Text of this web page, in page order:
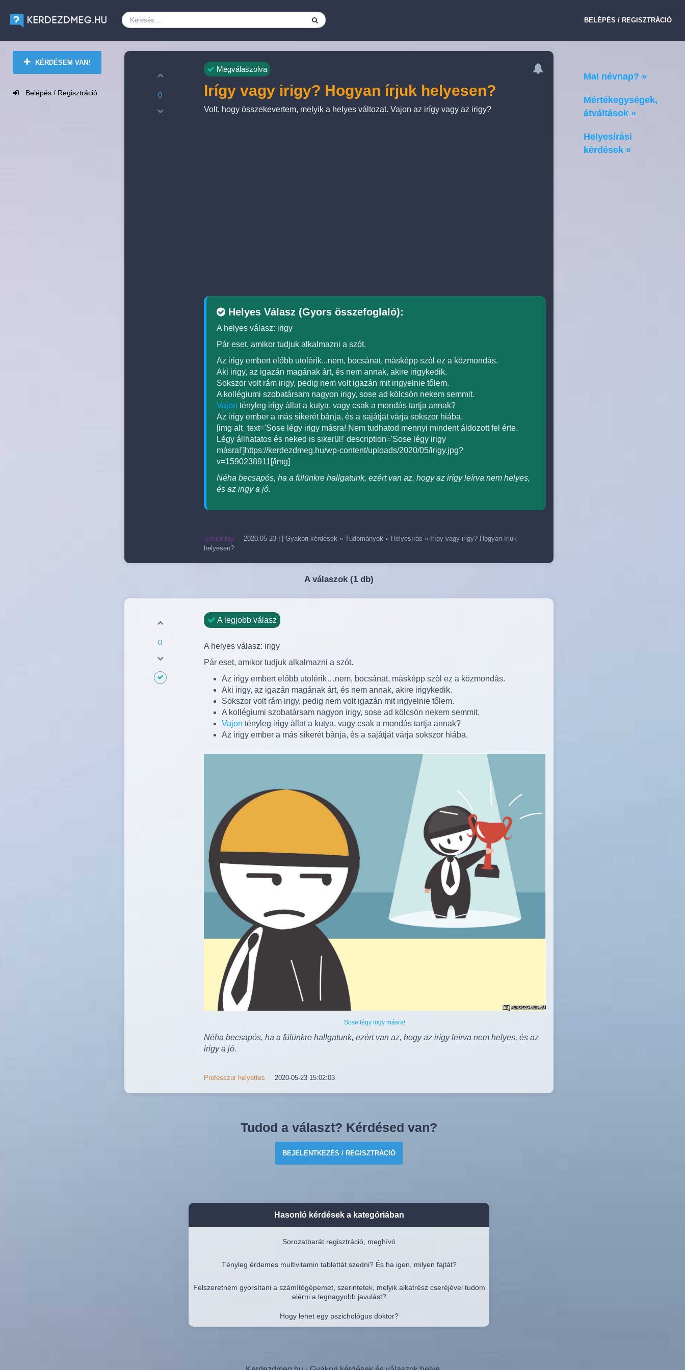
BELÉPÉS / REGISZTRÁCIÓ
KÉRDÉSEM VAN!
Belépés / Regisztráció 0
Megválaszolva
Irígy vagy irigy? Hogyan írjuk helyesen?
Volt, hogy összekevertem, melyik a helyes változat. Vajon az irígy vagy az irigy?
Helyes Válasz (Gyors összefoglaló):
A helyes válasz: irigy
Pár eset, amikor tudjuk alkalmazni a szót.
Az irigy embert előbb utolérik...nem, bocsánat, másképp szól ez a közmondás.
Aki irigy, az igazán magának árt, és nem annak, akire irigykedik.
Sokszor volt rám irigy, pedig nem volt igazán mit irigyelnie tőlem.
A kollégiumi szobatársam nagyon irigy, sose ad kölcsön nekem semmit.
Vajon tényleg irigy állat a kutya, vagy csak a mondás tartja annak?
Az irigy ember a más sikerét bánja, és a sajátját várja sokszor hiába.
[img alt_text='Sose légy irigy másra! Nem tudhatod mennyi mindent áldozott fel érte.
Légy állhatatos és neked is sikerül!' description='Sose légy irigy
másra!']https://kerdezdmeg.hu/wp-content/uploads/2020/05/irigy.jpg?
v=1590238911[/img]
Néha becsapós, ha a fülünkre hallgatunk, ezért van az, hogy az irígy leírva nem helyes,
és az irigy a jó.
Senior tag 2020.05.23 Gyakori kérdések » Tudományok » Helyesírás » Irígy vagy irigy? Hogyan írjuk
helyesen?
A válaszok (1 db)
0
A legjobb válasz
A helyes válasz: irigy
Pár eset, amikor tudjuk alkalmazni a szót.
Az irigy embert előbb utolérik…nem, bocsánat, másképp szól ez a közmondás.
Aki irigy, az igazán magának árt, és nem annak, akire irigykedik.
Sokszor volt rám irigy, pedig nem volt igazán mit irigyelnie tőlem.
A kollégiumi szobatársam nagyon irigy, sose ad kölcsön nekem semmit.
Vajon tényleg irigy állat a kutya, vagy csak a mondás tartja annak?
Az irigy ember a más sikerét bánja, és a sajátját várja sokszor hiába.
Sose légy irigy másra!
Néha becsapós, ha a fülünkre hallgatunk, ezért van az, hogy az irígy leírva nem helyes, és az
irigy a jó.
Professzor helyettes 2020-05-23 15:02:03
Tudod a választ? Kérdésed van?
BEJELENTKEZÉS / REGISZTRÁCIÓ
Hasonló kérdések a kategóriában
Sorozatbarát regisztráció, meghívó
Tényleg érdemes multivitamin tablettát szedni? És ha igen, milyen fajtát?
Felszeretném gyorsítani a számítógépemet, szerintetek, melyik alkatrész cseréjével tudom
elérni a legnagyobb javulást?
Hogy lehet egy pszichológus doktor?
Mai névnap? »
Mértékegységek,
átváltások »
Helyesírási
kérdések »